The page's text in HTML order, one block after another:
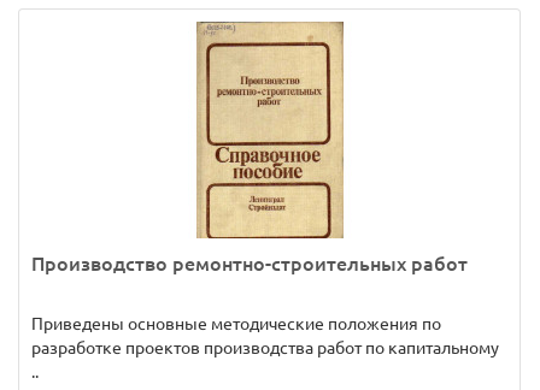
Производство ремонтно-строительных работ
Приведены основные методические положения по
разработке проектов производства работ по капитальному
..